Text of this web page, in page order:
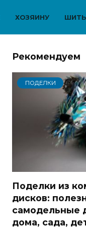
ХОЗЯИНУ
Рекомендуем
ПОДЕЛКИ
Поделки из
дисков:
самодельные
дома, сада,